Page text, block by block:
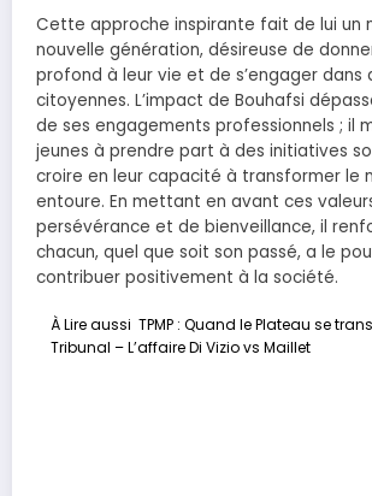
Cette approche inspirante fait de lui un
nouvelle génération, désireuse de
profond à leur vie et de s’engager dans
citoyennes. L’impact de Bouhafsi
de ses engagements professionnels ; il
jeunes à prendre part à des initiatives
croire en leur capacité à transformer le
entoure. En mettant en avant ces
persévérance et de bienveillance, il
chacun, quel que soit son passé, a le
contribuer positivement à la société.
À Lire aussi TPMP : Quand le Plateau se
Tribunal – L’affaire Di Vizio vs Maillet